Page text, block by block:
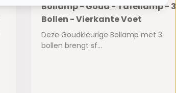
Bollamp - Goud - Tafellamp - 3
Bollen - Vierkante Voet
Deze Goudkleurige Bollamp met 3
bollen brengt sf...